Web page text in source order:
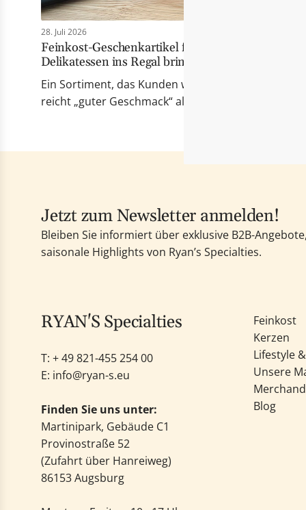
28. Juli 2026
Feinkost-Geschenkartikel für Händler: Wie
Delikatessen ins Regal bringt
Ein Sortiment, das Kunden wirklich berührt
reicht „guter Geschmack“ allein nicht mehr. Die
Jetzt zum Newsletter anmelden!
Bleiben Sie informiert über exklusive B2B-
saisonale Highlights von Ryan’s Specialties.
RYAN'S Specialties
T: +49 821-455 254 00
E: info@ryan-s.eu
Finden Sie uns unter:
Martinipark, Gebäude C1
Provinostraße 52
(Zufahrt über Hanreiweg)
86153 Augsburg
Feinkost
Kerzen
Lifestyle
Unsere
Blog